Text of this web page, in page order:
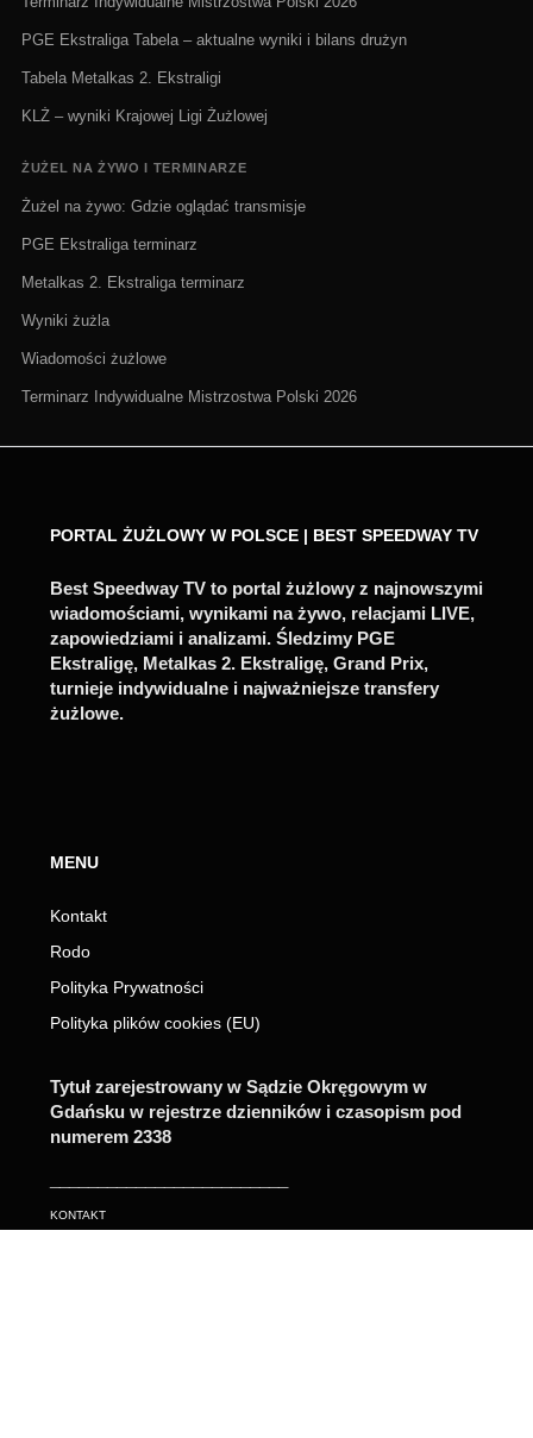
PGE Ekstraliga Tabela – aktualne wyniki i bilans drużyn
Tabela Metalkas 2. Ekstraligi
KLŻ – wyniki Krajowej Ligi Żużlowej
ŻUŻEL NA ŻYWO I TERMINARZE
Żużel na żywo: Gdzie oglądać transmisje
PGE Ekstraliga terminarz
Metalkas 2. Ekstraliga terminarz
Wyniki żużla
Wiadomości żużlowe
Terminarz Indywidualne Mistrzostwa Polski 2026
PORTAL ŻUŻLOWY W POLSCE | BEST SPEEDWAY TV
Best Speedway TV to portal żużlowy z najnowszymi
wiadomościami, wynikami na żywo, relacjami LIVE,
zapowiedziami i analizami. Śledzimy PGE
Ekstraligę, Metalkas 2. Ekstraligę, Grand Prix,
turnieje indywidualne i najważniejsze transfery
żużlowe.
MENU
Kontakt
Rodo
Polityka Prywatności
Polityka plików cookies (EU)
Tytuł zarejestrowany w Sądzie Okręgowym w
Gdańsku w rejestrze dzienników i czasopism pod
numerem 2338
KONTAKT
📧 Email: